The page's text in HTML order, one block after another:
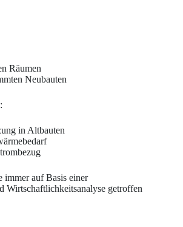
Räumen
Neubauten
in Altbauten
immer auf Basis einer
Wirtschaftlichkeitsanalyse getroffen